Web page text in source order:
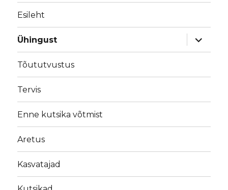
Esileht
Ühingust
laienda
Tõututvustus
Tervis
Enne kutsika võtmist
Aretus
Kasvatajad